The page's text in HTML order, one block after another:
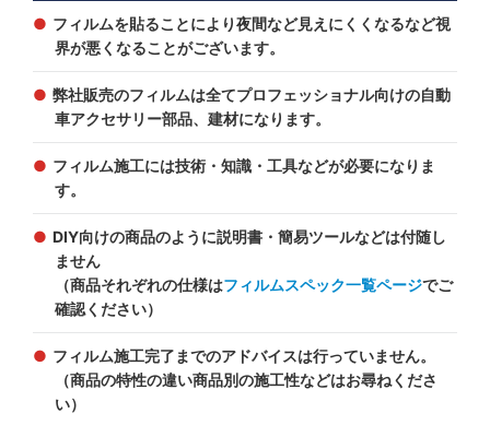
フィルムを貼ることにより夜間など見えにくくなるなど視
界が悪くなることがございます。
弊社販売のフィルムは全てプロフェッショナル向けの自動
車アクセサリー部品、建材になります。
フィルム施工には技術・知識・工具などが必要になりま
す。
DIY向けの商品のように説明書・簡易ツールなどは付随し
ません
（商品それぞれの仕様はフィルムスペック一覧ページでご
確認ください）
フィルム施工完了までのアドバイスは行っていません。
（商品の特性の違い商品別の施工性などはお尋ねくださ
い）